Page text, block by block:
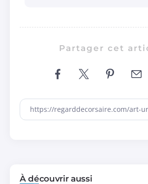
Partager cet
À découvrir aussi